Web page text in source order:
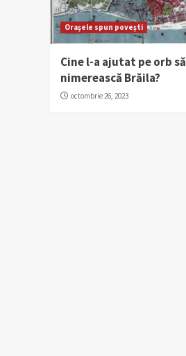
Orașele spun povești
Cine l-a ajutat pe orb să
nimerească Brăila?
octombrie 26, 2023